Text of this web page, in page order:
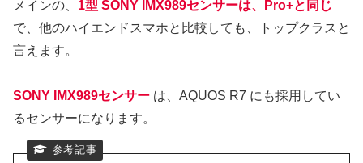
メインの、 1型 SONY IMX989センサーは、Pro+と同じ
で、他のハイエンドスマホと比較しても、トップクラスと
言えます。
SONY IMX989センサー は、AQUOS R7 にも採用してい
るセンサーになります。